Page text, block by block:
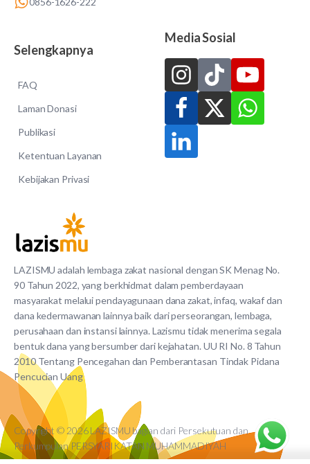
LAZISMU adalah lembaga zakat nasional dengan SK Menag No.
90 Tahun 2022, yang berkhidmat dalam pemberdayaan
masyarakat melalui pendayagunaan dana zakat, infaq, wakaf dan
dana kedermawanan lainnya baik dari perseorangan, lembaga,
perusahaan dan instansi lainnya. Lazismu tidak menerima segala
bentuk dana yang bersumber dari kejahatan. UU RI No. 8 Tahun
2010 Tentang Pencegahan dan Pemberantasan Tindak Pidana
Pencucian Uang
Selengkapnya
FAQ
Laman Donasi
Publikasi
Ketentuan Layanan
Kebijakan Privasi
Media Sosial
Copyright © 2026 LAZISMU bagian dari Persekutuan dan
Perkumpulan PERSYARIKATAN MUHAMMADIYAH